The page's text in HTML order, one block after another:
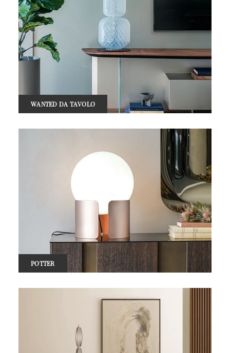
WANTED DA TAVOLO
POTTER